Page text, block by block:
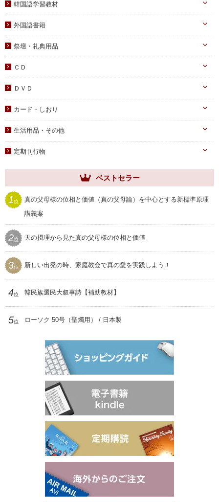
書写
青年向け
父母向け
DVD
PDF版（子女向け）
知識
宗教迫害
韓国語学習教材
外国語書籍
祭壇・礼典用品
祭壇用ﾃｰﾌﾞﾙｸﾛｽ
献金袋
聖塩入れ
ＣＤ
ＤＶＤ
子女教育
アニメ
カード・しおり
クリアしおり
生活用品・その他
家庭用品
セール
プレゼント用品
定期刊行物
世界家庭
ムーンワールド
聖和
ベストセラー
1位
真の父母様の位相と価値（真の父母論）を中心とする新標準原理
講義案
2位 天の摂理から見た真の父母様の位相と価値
3位 新しい出発の時、家庭教会で真の愛を実践しよう！
4位 韓民族選民大叙事詩【補助教材】
5位 ローソク 50号（聖燭用） / 日本製